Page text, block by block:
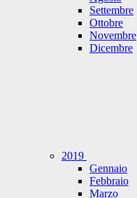
Settembre
Ottobre
Novembre
Dicembre
2019
Gennaio
Febbraio
Marzo